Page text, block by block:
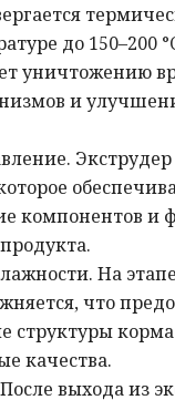
до 150–200
уничтожению
и
Экструдер
компонентов и
На
что
структуры
качества.
выхода из